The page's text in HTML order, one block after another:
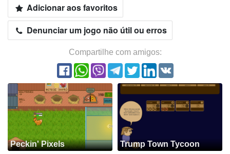
Adicionar aos favoritos
Denunciar um jogo não útil ou erros
Compartilhe com amigos:
Peckin' Pixels Trump Town Tycoon